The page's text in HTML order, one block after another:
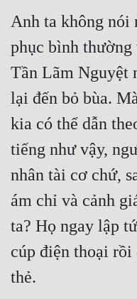
Anh ta không nói
phục bình
Tần Lãm Nguyệt
lại đến bỏ bùa.
kia có thể dẫn
tiếng như vậy,
nhân tài cơ chứ,
ám chỉ và cảnh
ta? Họ ngay lập
cúp điện thoại
thẻ.